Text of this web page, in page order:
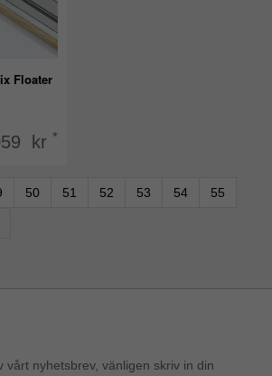
Floater
kr *
50 51 52 53 54 55
vårt nyhetsbrev, vänligen skriv in din